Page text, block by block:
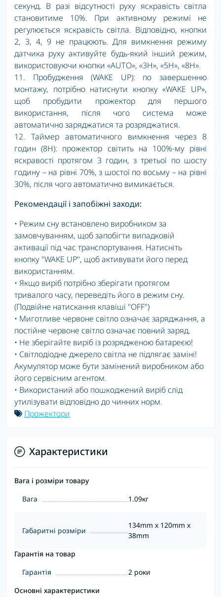
секунд. В разі відсутності руху яскравість світла
становитиме 10%. При активному режимі не
регулюється яскравість світла. Відповідно, кнопки
2, 3, 4, 9 не працюють. Для вимкнення режиму
датчика руху активуйте будь-який інший режим,
використовуючи кнопки «AUTO», «3H», «5H», «8H».
11. Пробудження (WAKE UP): по завершенню
монтажу, потрібно натиснути кнопку «WAKE UP»,
щоб пробудити прожектор для першого
використання, після чого система може
автоматично заряджатися та розряджатися.
12. Таймер автоматичного вимкнення через 8
годин (8H): прожектор світить на 100%-му рівні
яскравості протягом 3 годин, з третьої по шосту
годину – на рівні 70%, з шостої по восьму – на рівні
30%, після чого автоматично вимикається.
Рекомендації і запобіжні заходи:
• Режим сну встановлено виробником за
замовчуванням, щоб запобігти випадковій
активації під час транспортування. Натисніть
кнопку "WAKE UP", щоб активувати його перед
використанням.
• Якщо виріб потрібно зберігати протягом
тривалого часу, переведіть його в режим сну.
(Подвійне натискання клавіші "OFF")
• Миготливе червоне світло означає заряджання, а
постійне червоне світло означає повний заряд.
• Не зберігайте виріб із розрядженою батареєю!
• Світлодіодне джерело світла не підлягає заміні!
Акумулятор може бути замінений виробником або
його сервісним агентом.
• Використаний або пошкоджений виріб слід
утилізувати відповідно до чинних норм.
Прожектори
Характеристики
Вага і розміри товару
Вага
1.09кг
Габаритні розміри
134mm x 120mm x
38mm
Гарантія на товар
Гарантія
2 роки
Основні характеристики